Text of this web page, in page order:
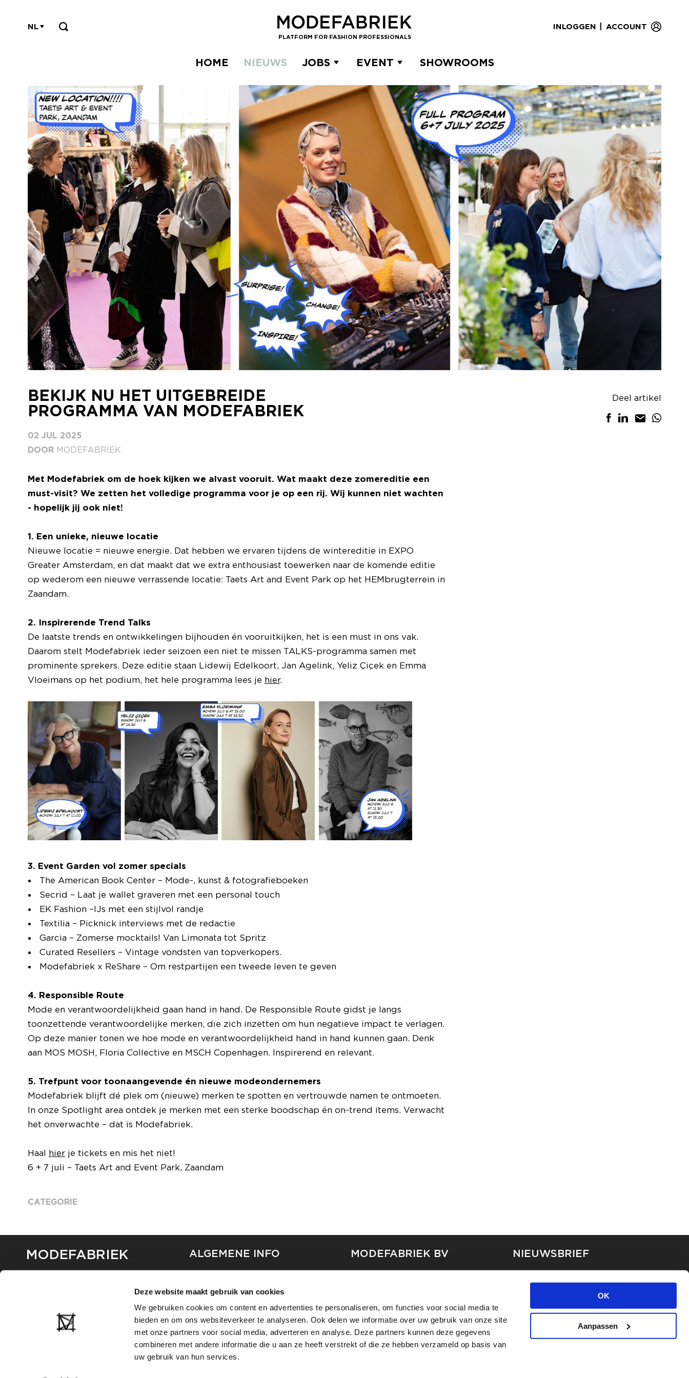
Deze website maakt gebruik van cookies
We gebruiken cookies om content en advertenties te personaliseren, om functies voor social media te
bieden en om ons websiteverkeer te analyseren. Ook delen we informatie over uw gebruik van onze site
met onze partners voor social media, adverteren en analyse. Deze partners kunnen deze gegevens
combineren met andere informatie die u aan ze heeft verstrekt of die ze hebben verzameld op basis van
uw gebruik van hun services.
OK
Aanpassen
PLATFORM FOR FASHION PROFESSIONALS
INLOGGEN ACCOUNT
NL
HOME NIEUWS JOBS EVENT SHOWROOMS
BEKIJK NU HET UITGEBREIDE
PROGRAMMA VAN MODEFABRIEK
02 JUL 2025
DOOR MODEFABRIEK
Met Modefabriek om de hoek kijken we alvast vooruit. Wat maakt deze zomereditie een
must-visit? We zetten het volledige programma voor je op een rij. Wij kunnen niet wachten
- hopelijk jij ook niet!
1. Een unieke, nieuwe locatie
Nieuwe locatie = nieuwe energie. Dat hebben we ervaren tijdens de wintereditie in EXPO
Greater Amsterdam, en dat maakt dat we extra enthousiast toewerken naar de komende editie
op wederom een nieuwe verrassende locatie: Taets Art and Event Park op het HEMbrugterrein in
Zaandam.
2. Inspirerende Trend Talks
De laatste trends en ontwikkelingen bijhouden én vooruitkijken, het is een must in ons vak.
Daarom stelt Modefabriek ieder seizoen een niet te missen TALKS-programma samen met
prominente sprekers. Deze editie staan Lidewij Edelkoort, Jan Agelink, Yeliz Çiçek en Emma
Vloeimans op het podium, het hele programma lees je hier.
3. Event Garden vol zomer specials
The American Book Center – Mode-, kunst & fotografieboeken
Secrid – Laat je wallet graveren met een personal touch
EK Fashion –IJs met een stijlvol randje
Textilia – Picknick interviews met de redactie
Garcia – Zomerse mocktails! Van Limonata tot Spritz
Curated Resellers – Vintage vondsten van topverkopers.
Modefabriek x ReShare – Om restpartijen een tweede leven te geven
4. Responsible Route
Mode en verantwoordelijkheid gaan hand in hand. De Responsible Route gidst je langs
toonzettende verantwoordelijke merken, die zich inzetten om hun negatieve impact te verlagen.
Op deze manier tonen we hoe mode en verantwoordelijkheid hand in hand kunnen gaan. Denk
aan MOS MOSH, Floria Collective en MSCH Copenhagen. Inspirerend en relevant.
5. Trefpunt voor toonaangevende én nieuwe modeondernemers
Modefabriek blijft dé plek om (nieuwe) merken te spotten en vertrouwde namen te ontmoeten.
In onze Spotlight area ontdek je merken met een sterke boodschap én on-trend items. Verwacht
het onverwachte – dat is Modefabriek.
Haal hierje tickets en mis het niet!
6 + 7 juli – Taets Art and Event Park, Zaandam
CATEGORIE
Deel artikel
MODEFABRIEK ALGEMENE INFO
CONTACT
PARTNERS
ADVERTEREN
MODEFABRIEK BV
SHIFT
NIEUWSBRIEF
laatste nieuws via de
INSCHRIJVEN